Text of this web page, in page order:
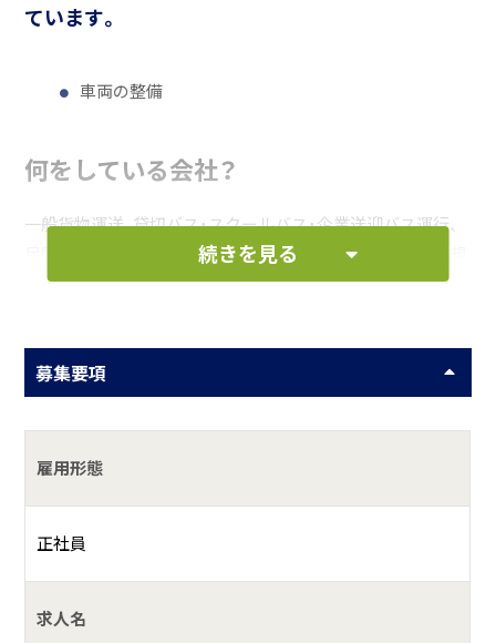
ています。
車両の整備
何をしている会社？
一般貨物運送、貸切バス・スクールバス・企業送迎バス運行、
民間車検・車両整備・車両販売、レンタカー、保険代理店、小規
模保育
具体的には？
トラックやバスであらゆるモノや人を運送している会社で
材、新聞などの印刷物、野菜や生花、養牛用飼料など幅広く扱
っています。
観光バスや企業送迎バスも運行し、多くの人たちの日常を安
の酪農を支えるための養牛用飼料生産から、ブランド牛「里
続きを見る
募集要項
雇用形態
正社員
求人名